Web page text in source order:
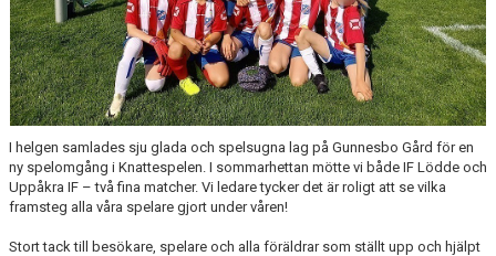
I helgen samlades sju glada och spelsugna lag på Gunnesbo Gård för en
ny spelomgång i Knattespelen. I sommarhettan mötte vi både IF Lödde och
Uppåkra IF – två fina matcher. Vi ledare tycker det är roligt att se vilka
framsteg alla våra spelare gjort under våren!
Stort tack till besökare, spelare och alla föräldrar som ställt upp och hjälpt